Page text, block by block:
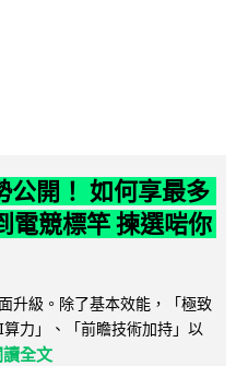
開！ 如何享最多
競標竿 揀選啱你
升級。除了基本效能，「極致
力」、「前瞻技術加持」以
讀全文